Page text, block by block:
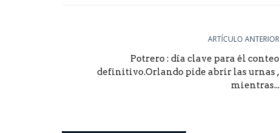
ARTÍCULO ANTERIOR
Potrero : día clave para él conteo
definitivo.Orlando pide abrir las urnas ,
mientras...